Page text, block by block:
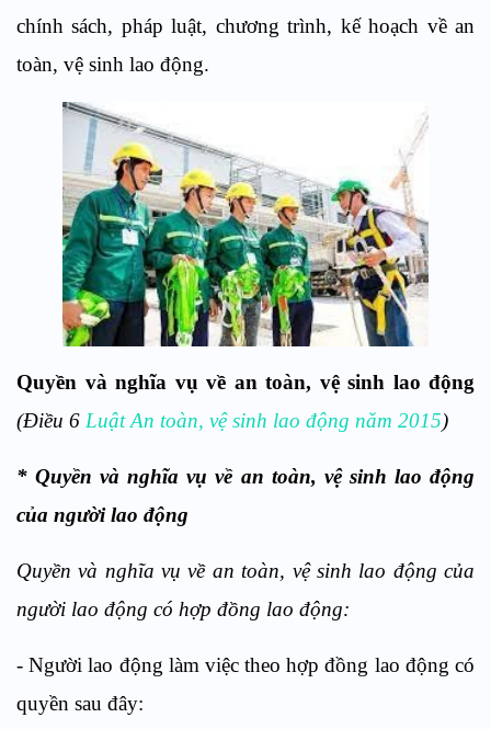
chính sách, pháp luật, chương trình, kế hoạch về an
toàn, vệ sinh lao động.
Quyền và nghĩa vụ về an toàn, vệ sinh lao động
(Điều 6 Luật An toàn, vệ sinh lao động năm 2015)
* Quyền và nghĩa vụ về an toàn, vệ sinh lao động
của người lao động
Quyền và nghĩa vụ về an toàn, vệ sinh lao động của
người lao động có hợp đồng lao động:
- Người lao động làm việc theo hợp đồng lao động có
quyền sau đây: